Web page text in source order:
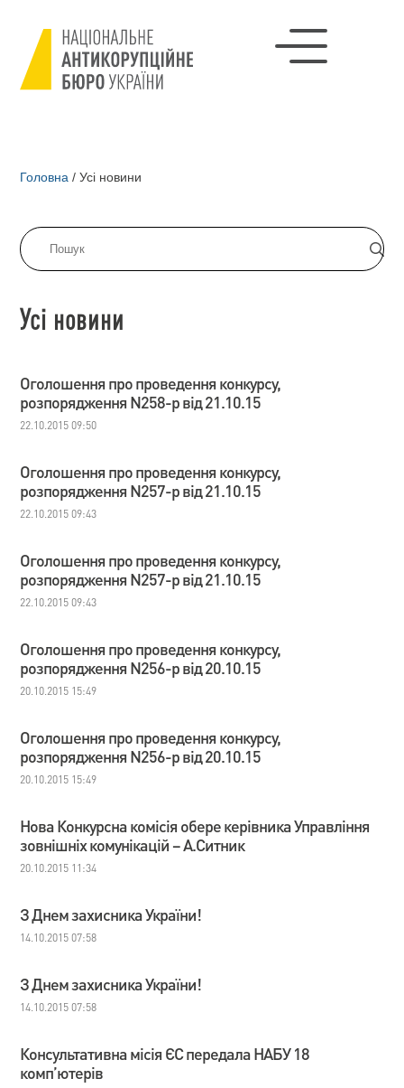
Головна / Усі новини
Усі новини
Оголошення про проведення конкурсу,
розпорядження N258-р від 21.10.15
22.10.2015 09:50
Оголошення про проведення конкурсу,
розпорядження N257-р від 21.10.15
22.10.2015 09:43
Оголошення про проведення конкурсу,
розпорядження N257-р від 21.10.15
22.10.2015 09:43
Оголошення про проведення конкурсу,
розпорядження N256-р від 20.10.15
20.10.2015 15:49
Оголошення про проведення конкурсу,
розпорядження N256-р від 20.10.15
20.10.2015 15:49
Нова Конкурсна комісія обере керівника Управління
зовнішніх комунікацій – А.Ситник
20.10.2015 11:34
З Днем захисника України!
14.10.2015 07:58
З Днем захисника України!
14.10.2015 07:58
Консультативна місія ЄС передала НАБУ 18
комп’ютерів